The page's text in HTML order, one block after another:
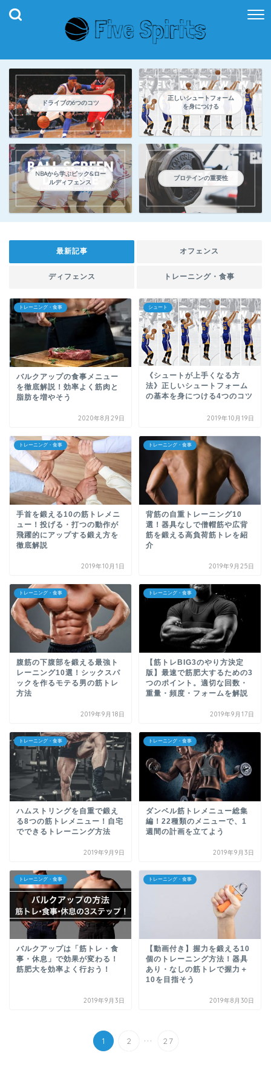
ドライブの6つのコツ
正しいシュートフォーム
を身につける
NBAから学ぶピック&ロー
ルディフェンス
プロテインの重要性
最新記事 オフェンス
ディフェンス トレーニング・食事
トレーニング・食事
バルクアップの食事メニュー
を徹底解説！効率よく筋肉と
脂肪を増やそう
2020年8月29日
シュート
《シュートが上手くなる方
法》正しいシュートフォーム
の基本を身につける4つのコツ
2019年10月19日
トレーニング・食事
手首を鍛える10の筋トレメニ
ュー！投げる・打つの動作が
飛躍的にアップする鍛え方を
徹底解説
2019年10月1日
トレーニング・食事
背筋の自重トレーニング10
選！器具なしで僧帽筋や広背
筋を鍛える高負荷筋トレを紹
介
2019年9月25日
トレーニング・食事
腹筋の下腹部を鍛える最強ト
レーニング10選！シックスパ
ックを作るモテる男の筋トレ
方法
2019年9月18日
トレーニング・食事
【筋トレBIG3のやり方決定
版】最速で筋肥大するための3
つのポイント。適切な回数・
重量・頻度・フォームを解説
2019年9月17日
トレーニング・食事
ハムストリングを自重で鍛え
る8つの筋トレメニュー！自宅
でできるトレーニング方法
2019年9月9日
トレーニング・食事
ダンベル筋トレメニュー総集
編！22種類のメニューで、1
週間の計画を立てよう
2019年9月3日
トレーニング・食事
バルクアップは「筋トレ・食
事・休息」で効果が変わる！
筋肥大を効率よく行おう！
2019年9月3日
トレーニング・食事
【動画付き】握力を鍛える10
個のトレーニング方法！器具
あり・なしの筋トレで握力＋
10を目指そう
2019年8月30日
1 2 ... 27